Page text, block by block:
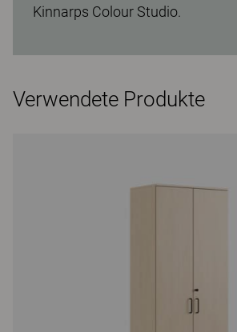
Kinnarps Colour Studio.
Verwendete Produkte